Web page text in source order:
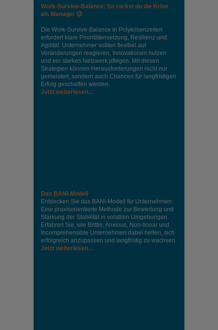
Work-Survive-Balance: So rockst du die Krise
als Manager 😉
Die Work-Survive-Balance in Polykrisenzeiten
erfordert klare Prioritätensetzung, Resilienz und
Agilität. Unternehmer sollten flexibel auf
Veränderungen reagieren, Innovationen nutzen
und ein starkes Netzwerk pflegen. Mit diesen
Strategien können Herausforderungen nicht nur
gemeistert, sondern auch Chancen für langfristigen
Erfolg geschaffen werden.
Jetzt weiterlesen…
Das BANI-Modell
Entdecken Sie das BANI-Modell für Unternehmen:
Eine praxisorientierte Methode zur Bewertung und
Stärkung der Stabilität in volatilen Umgebungen.
Erfahren Sie, wie Brittle, Anxious, Non-linear und
Incomprehensible Unternehmen dabei helfen, sich
erfolgreich anzupassen und langfristig zu wachsen.
Jetzt weiterlesen…